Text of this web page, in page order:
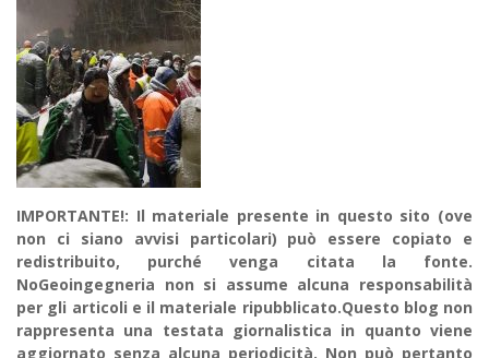
IMPORTANTE!: Il materiale presente in questo sito (ove
non ci siano avvisi particolari) può essere copiato e
redistribuito, purché venga citata la fonte.
NoGeoingegneria non si assume alcuna responsabilità
per gli articoli e il materiale ripubblicato.Questo blog non
rappresenta una testata giornalistica in quanto viene
aggiornato senza alcuna periodicità. Non può pertanto